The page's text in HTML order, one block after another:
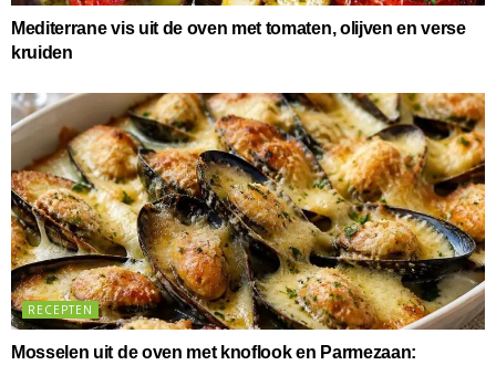
Mediterrane vis uit de oven met tomaten, olijven en verse
kruiden
RECEPTEN
Mosselen uit de oven met knoflook en Parmezaan: